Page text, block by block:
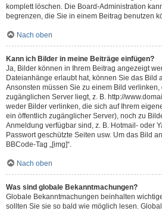
komplett löschen. Die Board-Administration
begrenzen, die Sie in einem Beitrag benutzen
Nach oben
Kann ich Bilder in meine Beiträge einfügen?
Ja, Bilder können in Ihrem Beitrag angezeigt
Dateianhänge erlaubt hat, können Sie das Bild
Ansonsten müssen Sie zu einem Bild verlinken,
zugänglichen Server liegt, z. B. http://
weder Bilder verlinken, die sich auf Ihrem
ein öffentlich zugänglicher Server), noch zu
Anmeldung verfügbar sind, z. B. Hotmail- oder
Passwort geschützte Seiten usw. Um das Bild
BBCode-Tag „[img]“.
Nach oben
Was sind globale Bekanntmachungen?
Globale Bekanntmachungen beinhalten
sollten Sie sie so bald wie möglich lesen.